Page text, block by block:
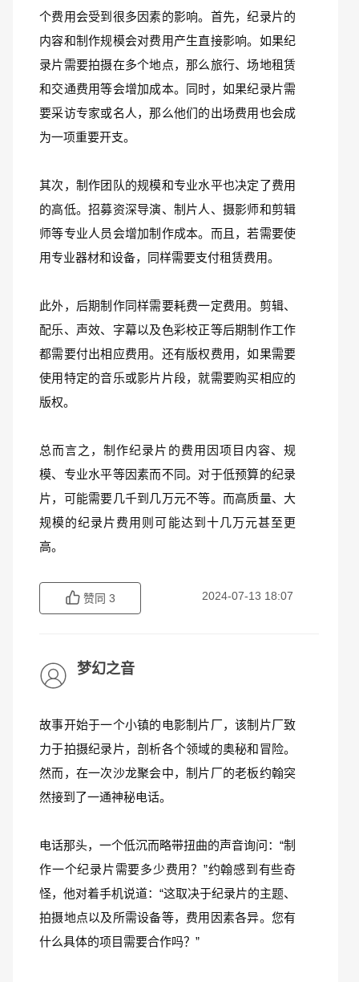
个费用会受到很多因素的影响。首先，纪录片的
内容和制作规模会对费用产生直接影响。如果纪
录片需要拍摄在多个地点，那么旅行、场地租赁
和交通费用等会增加成本。同时，如果纪录片需
要采访专家或名人，那么他们的出场费用也会成
为一项重要开支。
其次，制作团队的规模和专业水平也决定了费用
的高低。招募资深导演、制片人、摄影师和剪辑
师等专业人员会增加制作成本。而且，若需要使
用专业器材和设备，同样需要支付租赁费用。
此外，后期制作同样需要耗费一定费用。剪辑、
配乐、声效、字幕以及色彩校正等后期制作工作
都需要付出相应费用。还有版权费用，如果需要
使用特定的音乐或影片片段，就需要购买相应的
版权。
总而言之，制作纪录片的费用因项目内容、规
模、专业水平等因素而不同。对于低预算的纪录
片，可能需要几千到几万元不等。而高质量、大
规模的纪录片费用则可能达到十几万元甚至更
高。
赞同 3 2024-07-13 18:07
梦幻之音
故事开始于一个小镇的电影制片厂，该制片厂致
力于拍摄纪录片，剖析各个领域的奥秘和冒险。
然而，在一次沙龙聚会中，制片厂的老板约翰突
然接到了一通神秘电话。
电话那头，一个低沉而略带扭曲的声音询问：“制
作一个纪录片需要多少费用？”约翰感到有些奇
怪，他对着手机说道：“这取决于纪录片的主题、
拍摄地点以及所需设备等，费用因素各异。您有
什么具体的项目需要合作吗？”